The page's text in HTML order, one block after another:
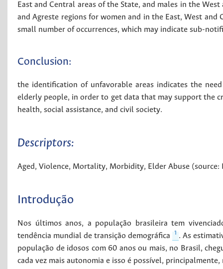
East and Central areas of the State, and males in the
and Agreste regions for women and in the East, West
small number of occurrences, which may indicate sub-
Conclusion:
the identification of unfavorable areas indicates the
elderly people, in order to get data that may support the
health, social assistance, and civil society.
Descriptors:
Aged, Violence, Mortality, Morbidity, Elder Abuse (source:
Introdução
Nos últimos anos, a população brasileira tem
tendência mundial de transição demográfica
1 . As
população de idosos com 60 anos ou mais, no Brasil,
cada vez mais autonomia e isso é possível,